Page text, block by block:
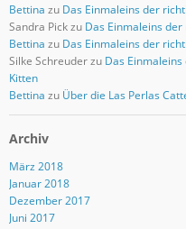
Bettina zu Das Einmaleins der
Sandra Pickzu Das Einmaleins
Bettina zu Das Einmaleins der
Silke Schreuderzu Das
Kitten
Bettina zu Über die Las Perlas
Archiv
März 2018
Januar 2018
Dezember 2017
Juni 2017